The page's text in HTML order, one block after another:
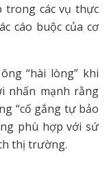
trong các vụ thực
cáo buộc của cơ
“hài lòng” khi
nhấn mạnh rằng
“cố gắng tự bảo
phù hợp với sứ
thị trường.